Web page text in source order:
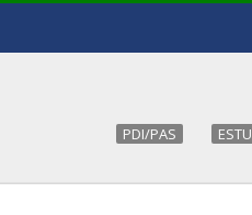
PDI/PAS